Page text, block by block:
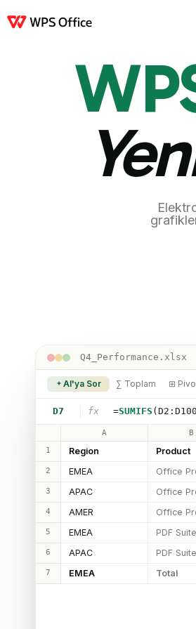
Q4_Performance.xlsx
AI'ya Sor ∑ Toplam ⊞
D7 fx =SUMIFS
A B
1
Region Product
2 EMEA Office
3 APAC Office
4 AMER Office
5 EMEA PDF Suite
6 APAC PDF Suite
7 EMEA Total